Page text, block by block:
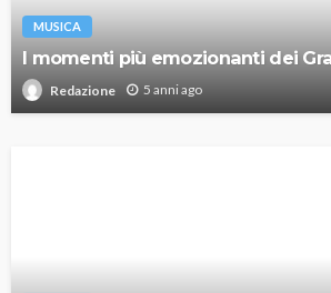
MUSICA
I momenti più emozionanti dei
Redazione 5 anni ago